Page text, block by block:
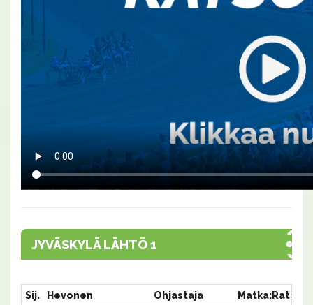
JYVÄSKYLÄ LÄHTÖ 1
Sij. Hevonen Ohjastaja Matka:Rata